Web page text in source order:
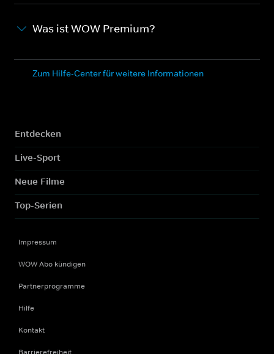
Was ist WOW Premium?
Zum Hilfe-Center für weitere Informationen
Entdecken
Live-Sport
Neue Filme
Top-Serien
Impressum
WOW Abo kündigen
Partnerprogramme
Hilfe
Kontakt